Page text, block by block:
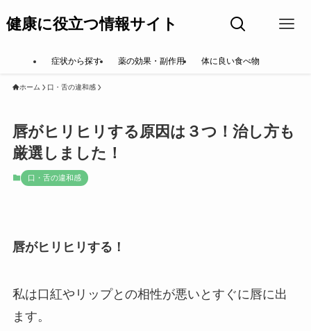
健康に役立つ情報サイト
症状から探す 薬の効果・副作用 体に良い食べ物
ホーム 口・舌の違和感
唇がヒリヒリする原因は３つ！治し方も
厳選しました！
口・舌の違和感
唇がヒリヒリする！
私は口紅やリップとの相性が悪いとすぐに唇に出
ます。